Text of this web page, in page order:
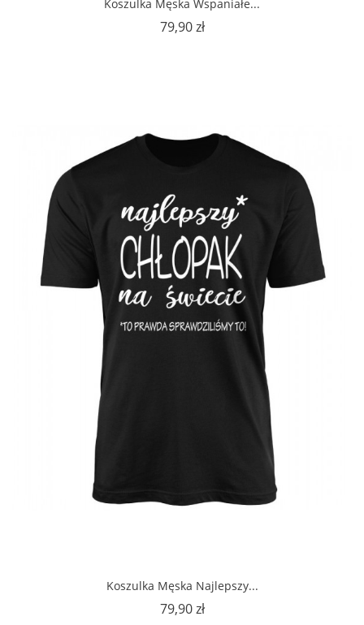
Koszulka Męska Wspaniałe...
79,90 złCena
Koszulka Męska Najlepszy...
79,90 złCena